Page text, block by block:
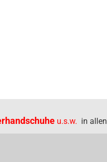
u.s.w. in allen